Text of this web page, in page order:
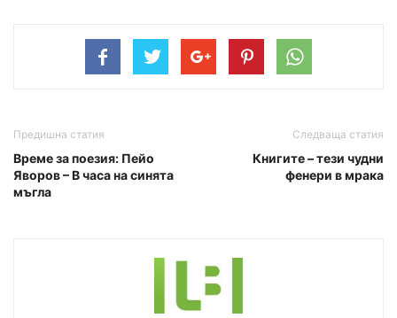
Предишна статия
Време за поезия: Пейо
Яворов – В часа на синята
мъгла
Следваща статия
Книгите – тези чудни
фенери в мрака